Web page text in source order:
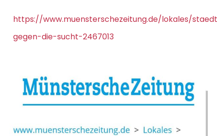
Projekte
https://www.muensterschezeitung.de/lokales/
gegen-die-sucht-2467013